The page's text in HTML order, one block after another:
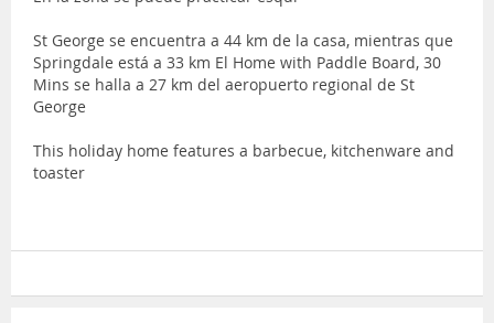
St George se encuentra a 44 km de la casa, mientras que
Springdale está a 33 km El Home with Paddle Board, 30
Mins se halla a 27 km del aeropuerto regional de St
George
This holiday home features a barbecue, kitchenware and
toaster